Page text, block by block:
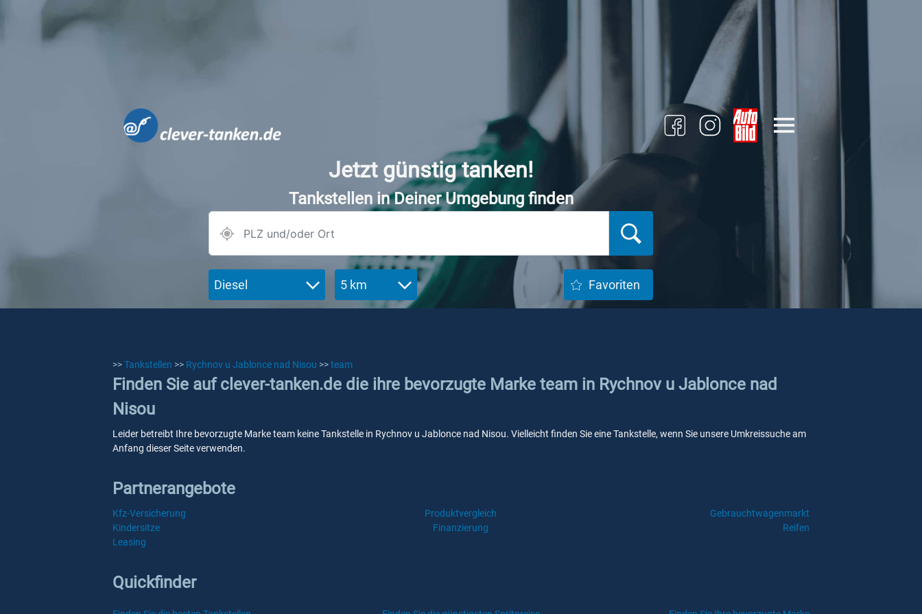
Jetzt günstig tanken!
Tankstellen in Deiner Umgebung finden
Diesel 5 km Favoriten
>>Tankstellen >> Rychnov u Jablonce nad Nisou >>team
Finden Sie auf clever-tanken.de die ihre bevorzugte Marke team in Rychnov u Jablonce nad
Nisou
Leider betreibt Ihre bevorzugte Marke team keine Tankstelle in Rychnov u Jablonce nad Nisou. Vielleicht finden Sie eine Tankstelle, wenn Sie unsere Umkreissuche am
Anfang dieser Seite verwenden.
Partnerangebote
Kfz-Versicherung Produktvergleich
Gebrauchtwagenmarkt
Kindersitze
Finanzierung
Reifen
Leasing
Quickfinder